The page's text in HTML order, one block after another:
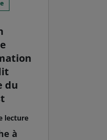
du
lecture
à